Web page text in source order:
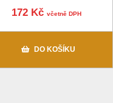
172 Kč včetně DPH
DO KOŠÍKU